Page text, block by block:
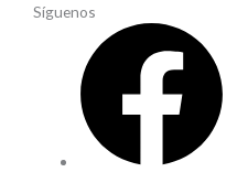
Síguenos